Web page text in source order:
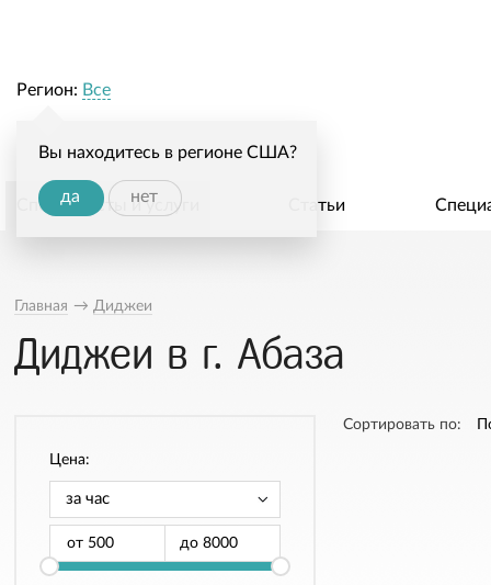
Регион: Все
Вы находитесь в регионе США?
да нет
Специалисты и услуги Статьи
Главная → Диджеи
Диджеи в г. Абаза
Цена:
от до
Сортировать по: